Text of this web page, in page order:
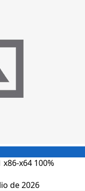
x64 100%
de 2026